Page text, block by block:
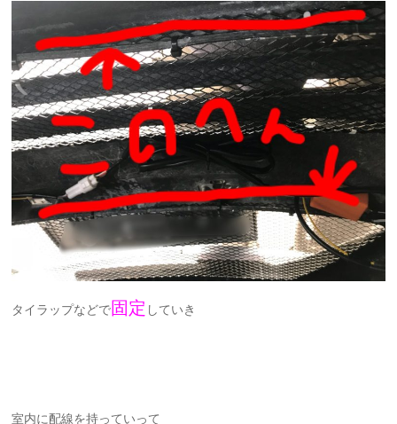
タイラップなどで固定 していき
室内に配線を持っていって